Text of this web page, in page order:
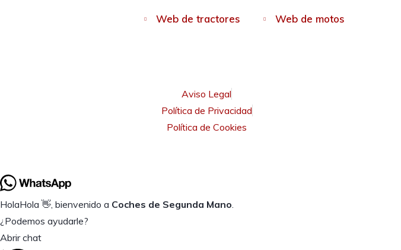
Web de tractores Web de motos
Aviso Legal
Política de Privacidad
Política de Cookies
HolaHola 👋, bienvenido a Coches de Segunda Mano.
¿Podemos ayudarle?
Abrir chat